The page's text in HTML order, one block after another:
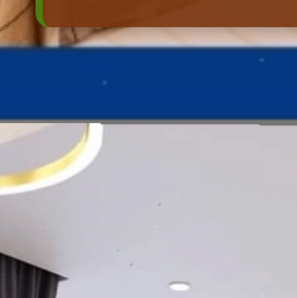
Đang mở